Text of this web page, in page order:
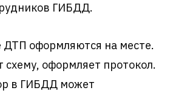
ГИБДД.
ДТП оформляются на месте.
схему, оформляет протокол.
в ГИБДД может